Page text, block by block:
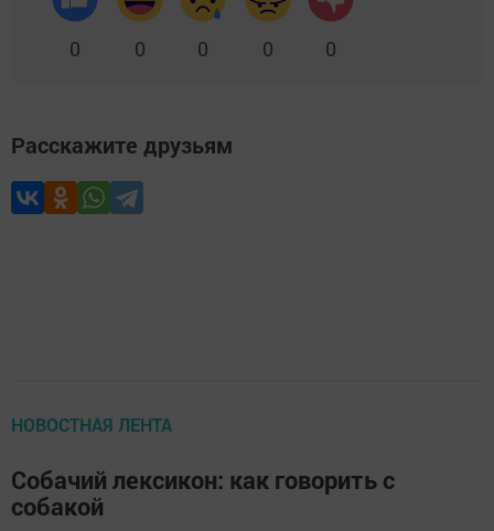
0 0 0 0 0
Расскажите друзьям
НОВОСТНАЯ ЛЕНТА
Собачий лексикон: как говорить с
собакой